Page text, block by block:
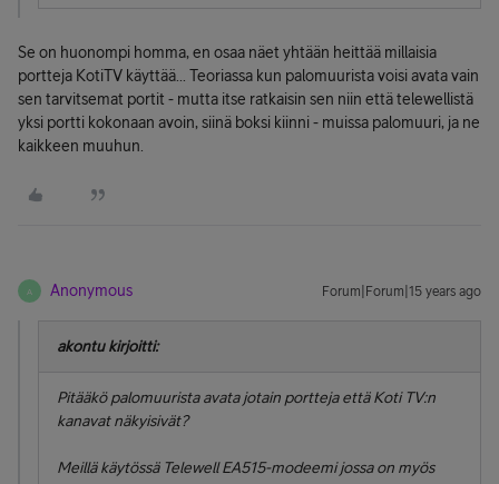
Se on huonompi homma, en osaa näet yhtään heittää millaisia
portteja KotiTV käyttää... Teoriassa kun palomuurista voisi avata vain
sen tarvitsemat portit - mutta itse ratkaisin sen niin että telewellistä
yksi portti kokonaan avoin, siinä boksi kiinni - muissa palomuuri, ja ne
kaikkeen muuhun.
A Anonymous Forum|Forum|15 years ago
akontu kirjoitti:
Pitääkö palomuurista avata jotain portteja että Koti TV:n
kanavat näkyisivät?
Meillä käytössä Telewell EA515-modeemi jossa on myös